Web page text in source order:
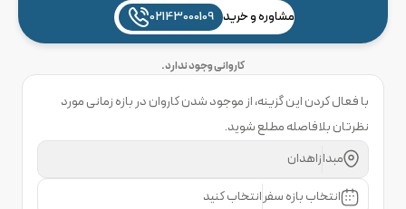
مشاوره و خرید 02143000109
کاروانی وجود ندارد.
با فعال کردن این گزینه، از موجود شدن کاروان در بازه زمانی مورد
نظرتان بلافاصله مطلع شوید.
مبدازاهدان
انتخاب بازه سفرانتخاب کنید